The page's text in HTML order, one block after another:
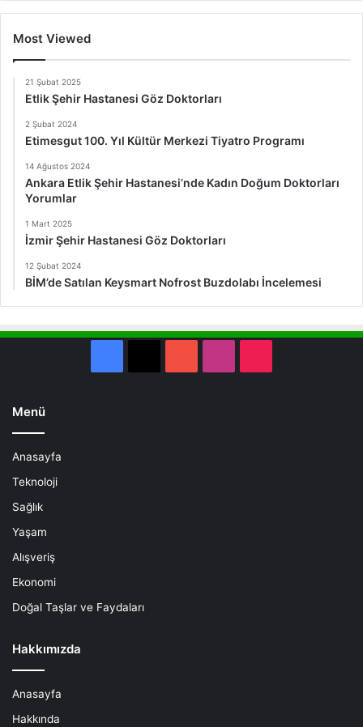
Most Viewed
21 Şubat 2025
Etlik Şehir Hastanesi Göz Doktorları
2 Şubat 2024
Etimesgut 100. Yıl Kültür Merkezi Tiyatro Programı
14 Ağustos 2024
Ankara Etlik Şehir Hastanesi’nde Kadın Doğum Doktorları
Yorumlar
1 Mart 2025
İzmir Şehir Hastanesi Göz Doktorları
12 Şubat 2024
BİM’de Satılan Keysmart Nofrost Buzdolabı İncelemesi
Menü
Anasayfa
Teknoloji
Sağlık
Yaşam
Alışveriş
Ekonomi
Doğal Taşlar ve Faydaları
Hakkımızda
Anasayfa
Hakkında